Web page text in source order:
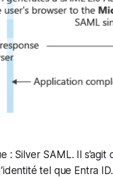
Silver SAML. Il s’agit
tel que Entra